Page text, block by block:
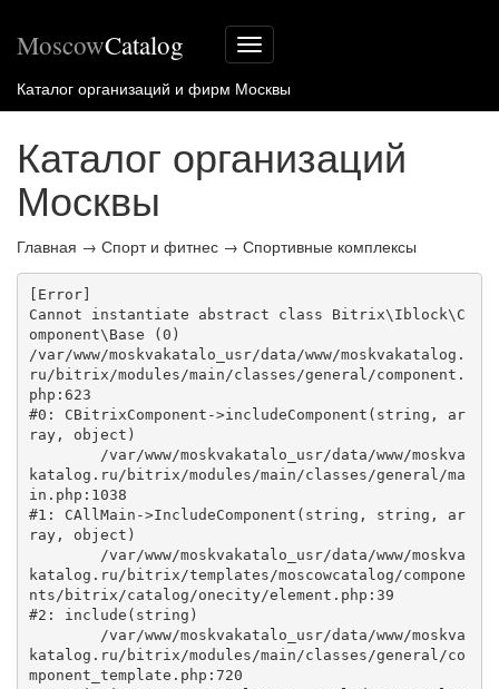
Меню
сайта
MoscowCatalog
Каталог организаций и фирм Москвы
Каталог организаций
Москвы
Главная → Спорт и фитнес → Спортивные комплексы
[Error]
Cannot instantiate abstract class Bitrix\Iblock\C
omponent\Base (0)
/var/www/moskvakatalo_usr/data/www/moskvakatalog.
ru/bitrix/modules/main/classes/general/component.
php:623
#0: CBitrixComponent->includeComponent(string, ar
ray, object)
katalog.ru/bitrix/modules/main/classes/general/ma
in.php:1038
#1: CAllMain->IncludeComponent(string, string, ar
ray, object)
katalog.ru/bitrix/templates/moscowcatalog/compone
nts/bitrix/catalog/onecity/element.php:39
#2: include(string)
katalog.ru/bitrix/modules/main/classes/general/co
mponent_template.php:720